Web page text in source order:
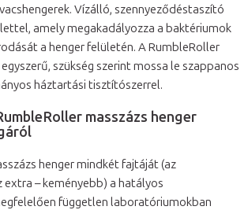
Vízálló, szennyeződéstaszító
amely megakadályozza a baktériumok
a henger felületén. A RumbleRoller
szükség szerint mossa le szappanos
háztartási tisztítószerrel.
masszázs henger
henger mindkét fajtáját (az
extra – keményebb) a hatályos
független laboratóriumokban